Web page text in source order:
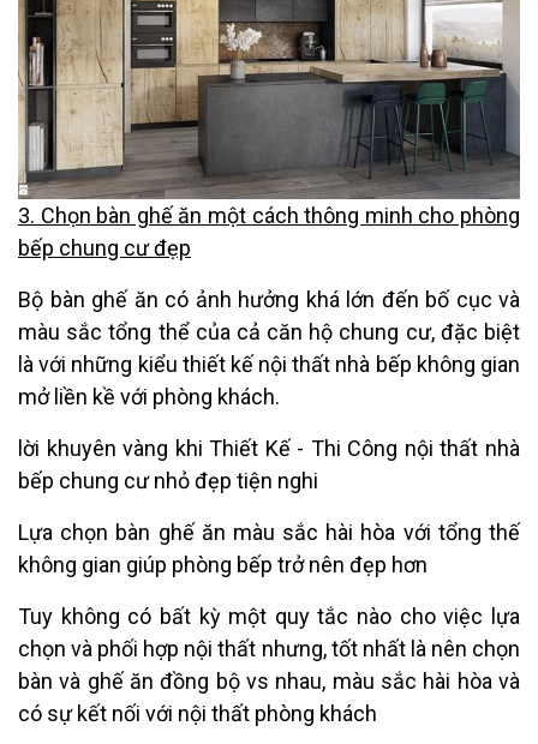
3. Chọn bàn ghế ăn một cách thông minh cho phòng
bếp chung cư đẹp
Bộ bàn ghế ăn có ảnh hưởng khá lớn đến bố cục và
màu sắc tổng thể của cả căn hộ chung cư, đặc biệt
là với những kiểu thiết kế nội thất nhà bếp không gian
mở liền kề với phòng khách.
lời khuyên vàng khi Thiết Kế - Thi Công nội thất nhà
bếp chung cư nhỏ đẹp tiện nghi
Lựa chọn bàn ghế ăn màu sắc hài hòa với tổng thế
không gian giúp phòng bếp trở nên đẹp hơn
Tuy không có bất kỳ một quy tắc nào cho việc lựa
chọn và phối hợp nội thất nhưng, tốt nhất là nên chọn
bàn và ghế ăn đồng bộ vs nhau, màu sắc hài hòa và
có sự kết nối với nội thất phòng khách